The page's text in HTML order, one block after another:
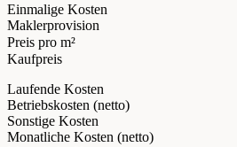
Einmalige Kosten
Maklerprovision
Preis pro m²
Kaufpreis
Laufende Kosten
Betriebskosten (netto)
Sonstige Kosten
Monatliche Kosten (netto)